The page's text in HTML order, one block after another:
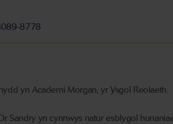
8778
yn Academi Morgan, yr Ysgol Reolaeth.
Sandry yn cynnwys natur esblygol